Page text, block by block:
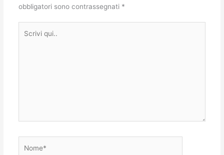
obbligatori sono contrassegnati *
qui..